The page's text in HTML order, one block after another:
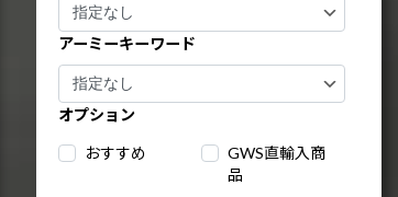
アーミーキーワード
オプション
おすすめ
GWS直輸入商
品